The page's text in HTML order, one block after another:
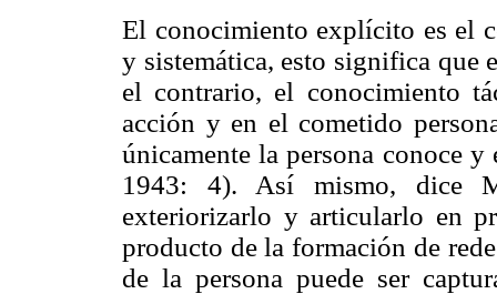
El conocimiento explícito es el
y sistemática, esto significa que
el contrario, el conocimiento
acción y en el cometido
únicamente la persona conoce
1943: 4). Así mismo, dice
exteriorizarlo y articularlo en
producto de la formación de
de la persona puede ser